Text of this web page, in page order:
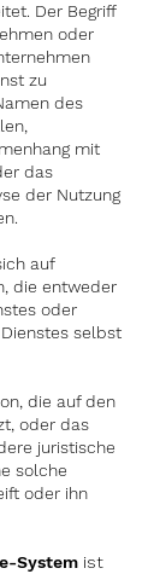
Der Begriff
oder
zu
des
mit
das
der Nutzung
auf
die entweder
oder
selbst
die auf den
oder das
juristische
solche
oder ihn
System ist